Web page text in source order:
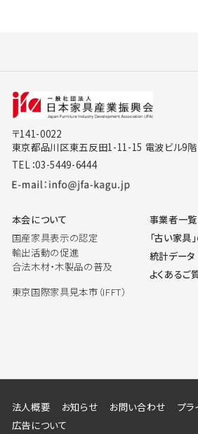
〒141-0022
東京都品川区東五反田1-11-15 電波ビル9階
TEL：03-5449-6444
本会について
国産家具表示の認定
輸出活動の促進
合法木材・木製品の普及
東京国際家具見本市（IFFT）
事業者一覧
「古い家具
統計データ
よくあるご
法人概要 お知らせ お問い合わせ
プラ
広告について